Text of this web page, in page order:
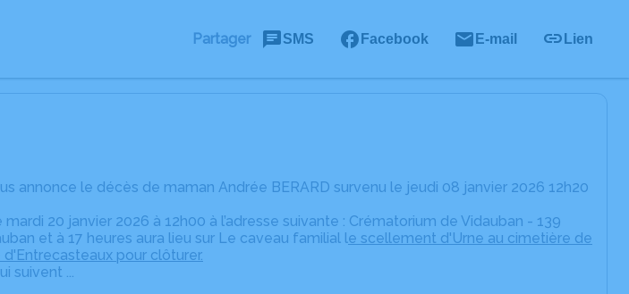
Partager SMS Facebook E-mail Lien
annonce le décès de maman Andrée BERARD survenu le jeudi 08 janvier 2026 12h20
20 janvier 2026 à 12h00 à l’adresse suivante : Crématorium de Vidauban - 139
et à 17 heures aura lieu sur Le caveau familial le scellement d'Urne au cimetière de
pour clôturer.
suivent ...